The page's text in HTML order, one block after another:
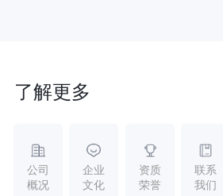
了解更多
公司
概况
企业
文化
资质
荣誉
联系
我们